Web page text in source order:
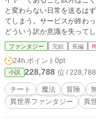
と変わらない日常を送るは
てしまう。サービスが終わ
どういう訳か意識を失って
エルフの姿でネワオンの世
世界へと戻る意味も見いだ
『ステラ・グリーンローズ
こうして廃人プレイヤーで
ファンタジー 完結 長編
24h.ポイント 0pt
小説 228,788 位 /
チート 魔法 冒険
異世界ファンタジー
異